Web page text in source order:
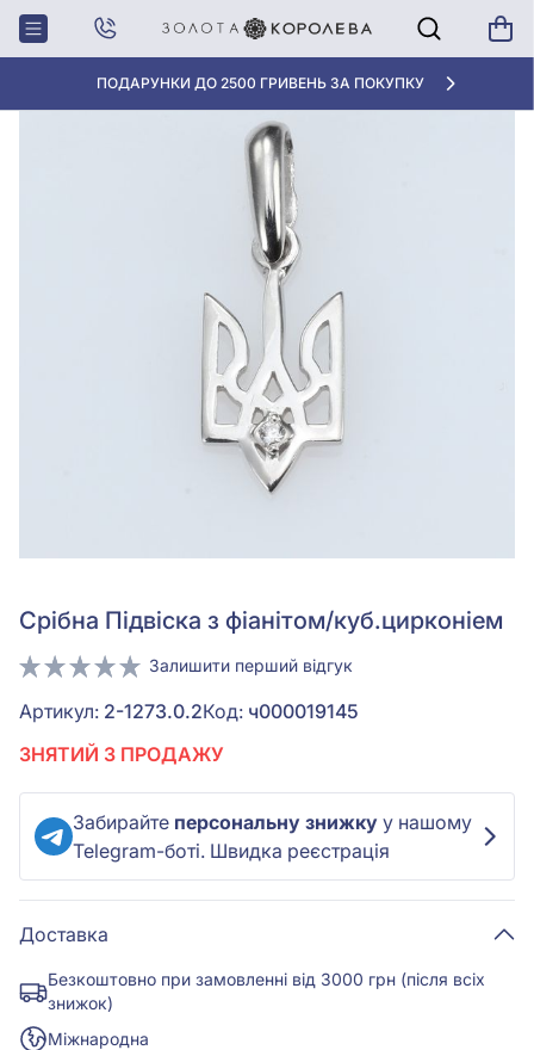
АКЦІЯ ДЛЯ КЛІЄНТІВ "НОВА ПОШТА"
Головна Срiбна Підвіска з фіанітом/куб.цирконіем
Срiбна Підвіска з фіанітом/куб.цирконіем
Залишити перший відгук
Артикул: 2-1273.0.2Код: ч000019145
ЗНЯТИЙ З ПРОДАЖУ
Забирайте персональну знижку у нашому
Telegram-боті. Швидка реєстрація
Доставка
Безкоштовно при замовленні від 3000 грн (після всіх
знижок)
Міжнародна